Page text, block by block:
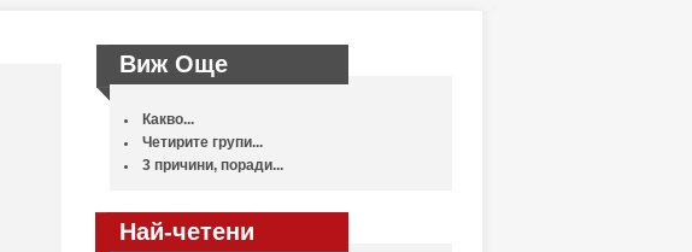
Виж Още
Какво...
Четирите групи...
3 причини, поради...
Най-четени